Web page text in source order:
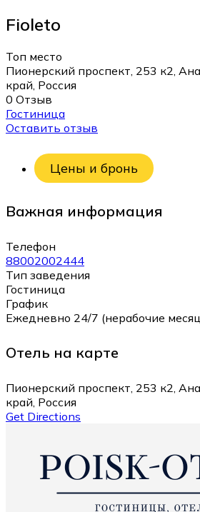
Fioleto
Топ место
Пионерский проспект, 253 к2,
край, Россия
0 Отзыв
Гостиница
Оставить отзыв
Цены и бронь
Важная информация
Телефон
88002002444
Тип заведения
Гостиница
График
Ежедневно 24/7 (нерабочие
Отель на карте
Пионерский проспект, 253 к2,
край, Россия
Get Directions